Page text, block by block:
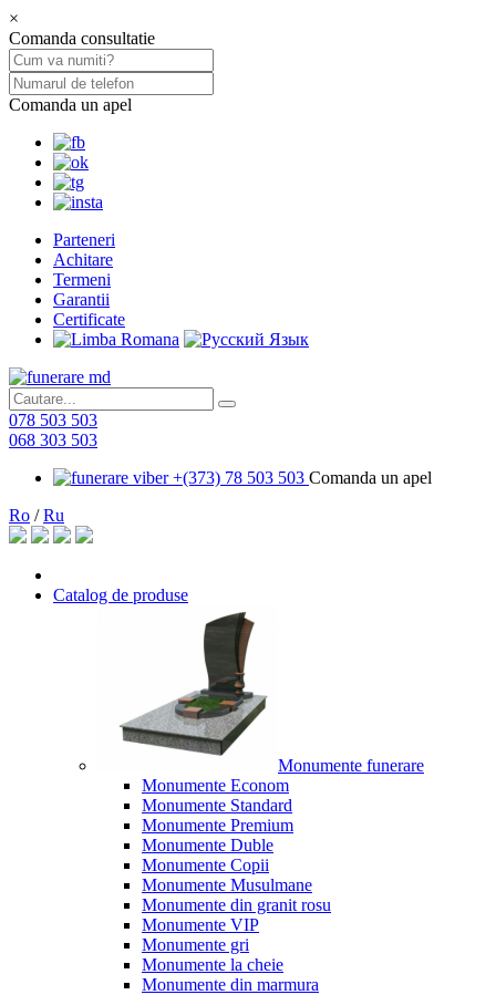
×
Comanda consultatie
Comanda un apel
Parteneri
Achitare
Termeni
Garantii
Certificate
078 503 503
068 303 503
+(373) 78 503 503 Comanda un apel
Ro /Ru
Catalog de produse
Monumente funerare
Monumente Econom
Monumente Standard
Monumente Premium
Monumente Duble
Monumente Copii
Monumente Musulmane
Monumente din granit rosu
Monumente VIP
Monumente gri
Monumente la cheie
Monumente din marmura